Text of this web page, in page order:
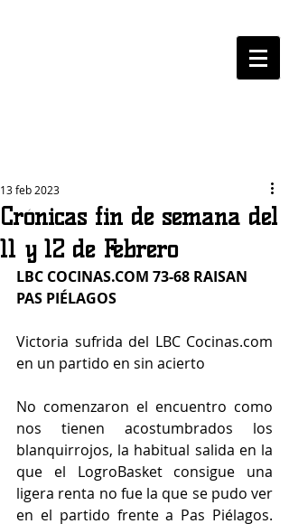
Crónicas fin de semana del
11 y 12 de Febrero
13 feb 2023
LBC COCINAS.COM 73-68 RAISAN
PAS PIÉLAGOS
Victoria sufrida del LBC Cocinas.com
en un partido en sin acierto
No comenzaron el encuentro como
nos tienen acostumbrados los
blanquirrojos, la habitual salida en la
que el LogroBasket consigue una
ligera renta no fue la que se pudo ver
en el partido frente a Pas Piélagos.